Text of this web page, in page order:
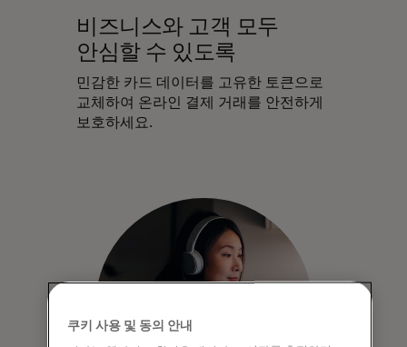
비즈니스와 고객 모두
안심할 수 있도록
민감한 카드 데이터를 고유한 토큰으로
교체하여 온라인 결제 거래를 안전하게
보호하세요.
쿠키 사용 및 동의 안내